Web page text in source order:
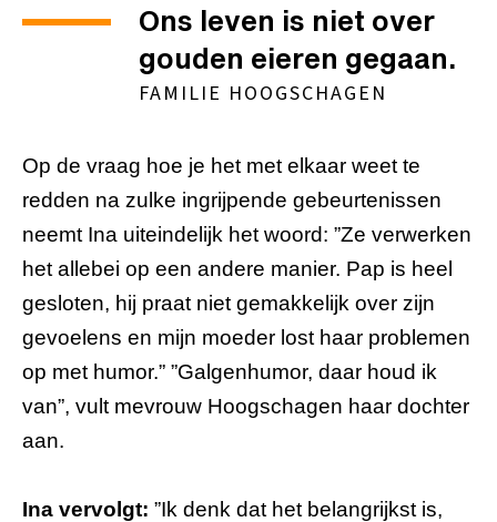
Ons leven is niet over
gouden eieren gegaan.
FAMILIE HOOGSCHAGEN
Op de vraag hoe je het met elkaar weet te
redden na zulke ingrijpende gebeurtenissen
neemt Ina uiteindelijk het woord: ”Ze verwerken
het allebei op een andere manier. Pap is heel
gesloten, hij praat niet gemakkelijk over zijn
gevoelens en mijn moeder lost haar problemen
op met humor.” ”Galgenhumor, daar houd ik
van”, vult mevrouw Hoogschagen haar dochter
aan.
Ina vervolgt: ”Ik denk dat het belangrijkst is,